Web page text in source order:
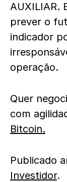
AUXILIAR.
prever o
indicador
operação.
Quer
com
Bitcoin.
Publicado
Investidor.